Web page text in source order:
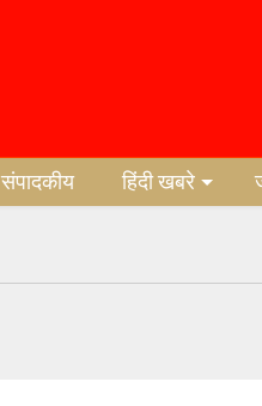
संपादकीय हिंदी खबरे